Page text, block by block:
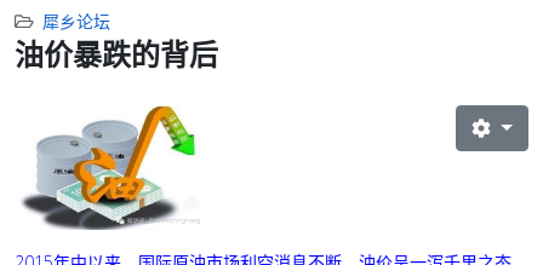
犀乡论坛
油价暴跌的背后